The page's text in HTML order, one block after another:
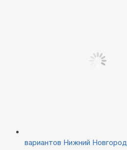
вариантов Нижний Новгород